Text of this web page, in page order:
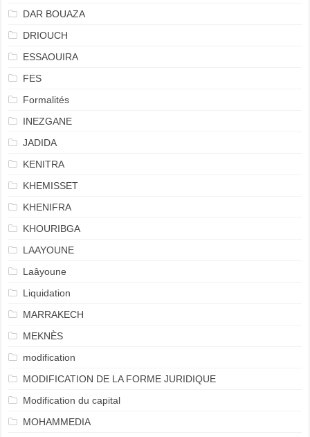
DAR BOUAZA
DRIOUCH
ESSAOUIRA
FES
Formalités
INEZGANE
JADIDA
KENITRA
KHEMISSET
KHENIFRA
KHOURIBGA
LAAYOUNE
Laâyoune
Liquidation
MARRAKECH
MEKNÈS
modification
MODIFICATION DE LA FORME JURIDIQUE
Modification du capital
MOHAMMEDIA